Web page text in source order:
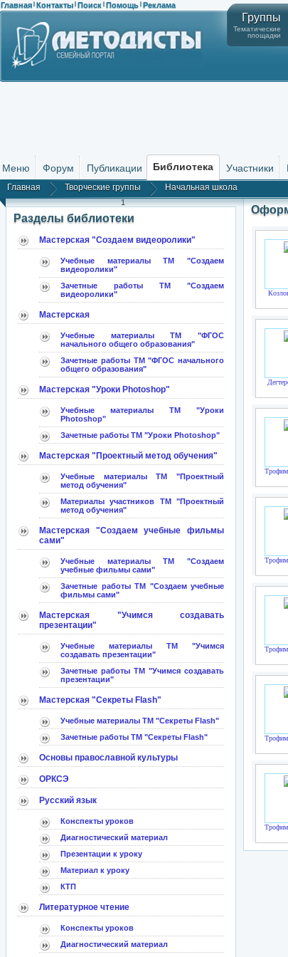
Главная | Контакты | Поиск | Помощь | Реклама
Группы
Тематические
площадки
Меню Форум Публикации Библиотека Участники
Главная Творческие группы Начальная школа
1
Разделы библиотеки
Мастерская "Создаем видеоролики"
Учебные материалы ТМ "Создаем
видеоролики"
Зачетные работы ТМ "Создаем
видеоролики"
Мастерская
Учебные материалы ТМ "ФГОС
начального общего образования"
Зачетные работы ТМ "ФГОС начального
общего образования"
Мастерская "Уроки Photoshop"
Учебные материалы ТМ "Уроки
Photoshop"
Зачетные работы ТМ "Уроки Photoshop"
Мастерская "Проектный метод обучения"
Учебные материалы ТМ "Проектный
метод обучения"
Материалы участников ТМ "Проектный
метод обучения"
Мастерская "Создаем учебные фильмы
сами"
Учебные материалы ТМ "Создаем
учебные фильмы сами"
Зачетные работы ТМ "Создаем учебные
фильмы сами"
Мастерская "Учимся создавать
презентации"
Учебные материалы ТМ "Учимся
создавать презентации"
Зачетные работы ТМ "Учимся создавать
презентации"
Мастерская "Секреты Flash"
Учебные материалы ТМ "Секреты Flash"
Зачетные работы ТМ "Секреты Flash"
Основы православной культуры
ОРКСЭ
Русский язык
Конспекты уроков
Диагностический материал
Презентации к уроку
Материал к уроку
КТП
Литературное чтение
Конспекты уроков
Диагностический материал